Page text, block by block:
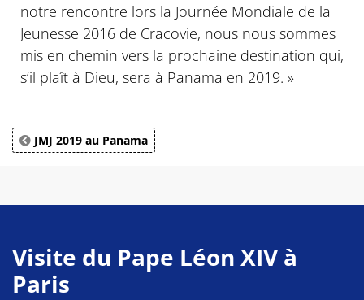
notre rencontre lors la Journée Mondiale de la
Jeunesse 2016 de Cracovie, nous nous sommes
mis en chemin vers la prochaine destination qui,
s’il plaît à Dieu, sera à Panama en 2019. »
JMJ 2019 au Panama
Visite du Pape Léon XIV à
Paris